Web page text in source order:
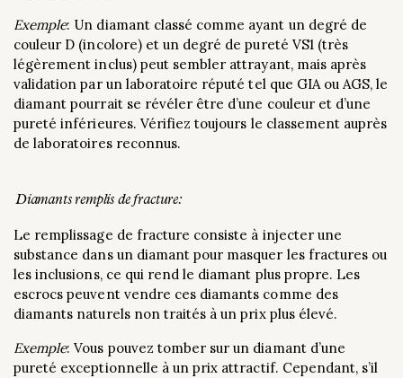
Exemple: Un diamant classé comme ayant un degré de
couleur D (incolore) et un degré de pureté VS1 (très
légèrement inclus) peut sembler attrayant, mais après
validation par un laboratoire réputé tel que GIA ou AGS, le
diamant pourrait se révéler être d’une couleur et d’une
pureté inférieures. Vérifiez toujours le classement auprès
de laboratoires reconnus.
Diamants remplis de fracture:
Le remplissage de fracture consiste à injecter une
substance dans un diamant pour masquer les fractures ou
les inclusions, ce qui rend le diamant plus propre. Les
escrocs peuvent vendre ces diamants comme des
diamants naturels non traités à un prix plus élevé.
Exemple: Vous pouvez tomber sur un diamant d’une
pureté exceptionnelle à un prix attractif. Cependant, s’il